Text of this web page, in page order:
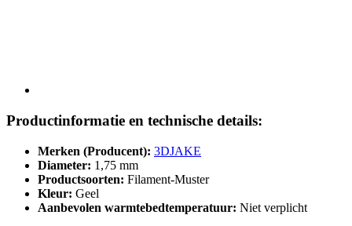
Productinformatie en technische details:
Merken (Producent): 3DJAKE
Diameter: 1,75 mm
Productsoorten: Filament-Muster
Kleur: Geel
Aanbevolen warmtebedtemperatuur: Niet verplicht